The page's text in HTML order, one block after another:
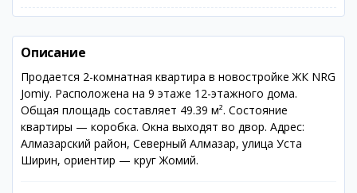
Описание
Продается 2-комнатная квартира в новостройке ЖК NRG
Jomiy. Расположена на 9 этаже 12-этажного дома.
Общая площадь составляет 49.39 м². Состояние
квартиры — коробка. Окна выходят во двор. Адрес:
Алмазарский район, Северный Алмазар, улица Уста
Ширин, ориентир — круг Жомий.